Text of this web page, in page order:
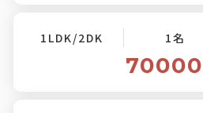
1LDK/2DK 1名
70000